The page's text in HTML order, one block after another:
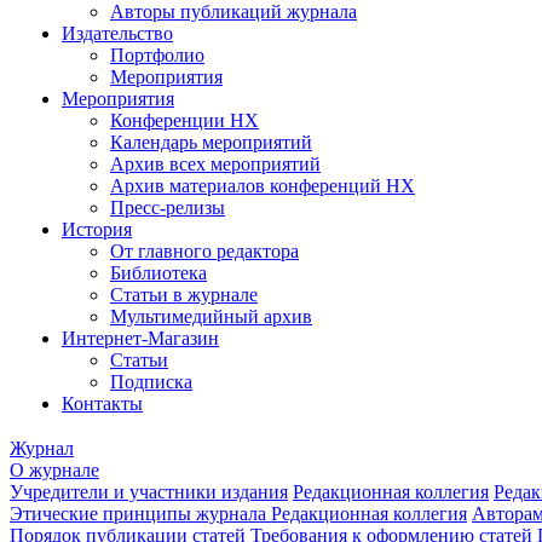
Авторы публикаций журнала
Издательство
Портфолио
Мероприятия
Мероприятия
Конференции НХ
Календарь мероприятий
Архив всех мероприятий
Архив материалов конференций НХ
Пресс-релизы
История
От главного редактора
Библиотека
Статьи в журнале
Мультимедийный архив
Интернет-Магазин
Статьи
Подписка
Контакты
Журнал
О журнале
Учредители и участники издания Редакционная коллегия
Этические принципы журнала Редакционная коллегия
Порядок публикации статей Требования к оформлению статей